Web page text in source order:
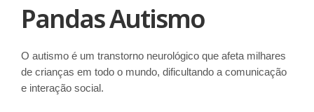
Pandas Autismo
O autismo é um transtorno neurológico que afeta milhares
de crianças em todo o mundo, dificultando a comunicação
e interação social.